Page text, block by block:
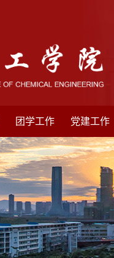
团学工作 党建工作